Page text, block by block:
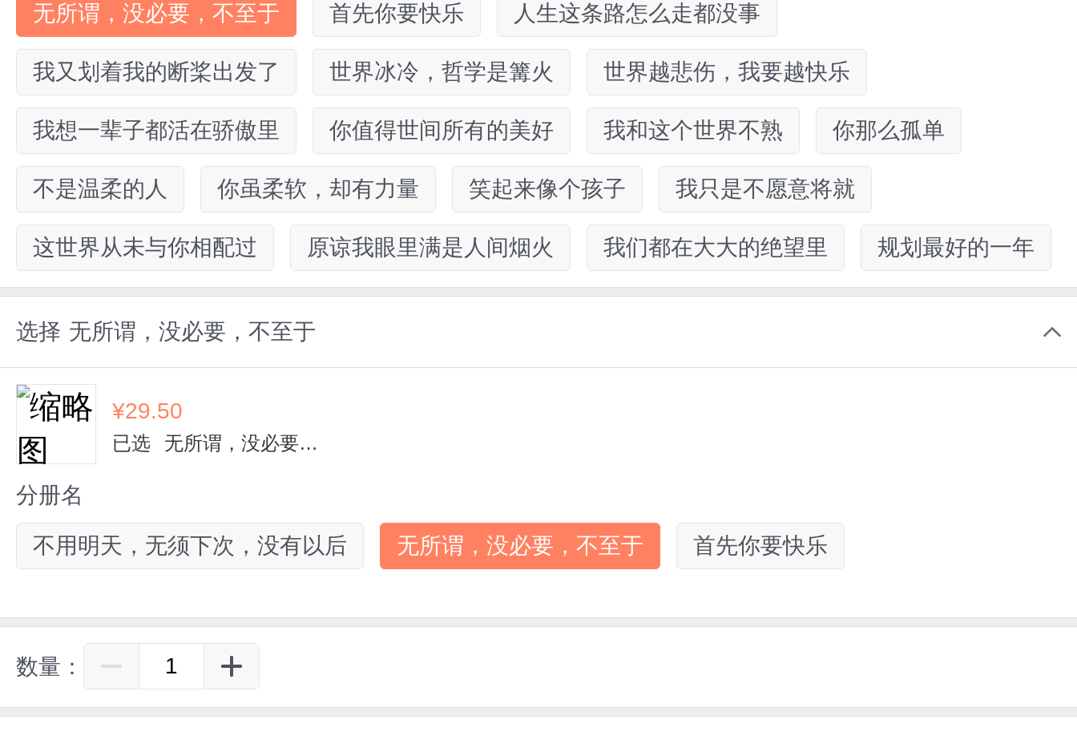
无所谓，没必要，不至于 首先你要快乐 人生这条路怎么走都没事
我又划着我的断桨出发了 世界冰冷，哲学是篝火 世界越悲伤，我要越快乐
我想一辈子都活在骄傲里 你值得世间所有的美好 我和这个世界不熟 你那么孤单
不是温柔的人 你虽柔软，却有力量 笑起来像个孩子 我只是不愿意将就
这世界从未与你相配过 原谅我眼里满是人间烟火 我们都在大大的绝望里 规划最好的一年
选择 无所谓，没必要，不至于
¥29.50
已选 无所谓，没必要，不至于
分册名
不用明天，无须下次，没有以后 无所谓，没必要，不至于 首先你要快乐
数量：